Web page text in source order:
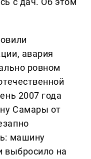
авария
ровном
2007 года
Самары от
машину
выбросило на